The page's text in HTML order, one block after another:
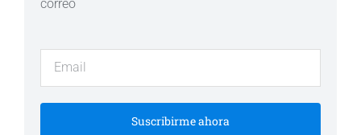
correo
Suscribirme ahora